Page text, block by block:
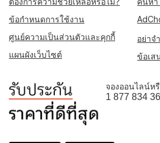
ข้อกำหนดการใช้งาน
ศูนย์ความเป็นส่วนตัวและคุกกี้
อย่าจ
แผนผังเว็บไซต์
ข้อเส
จองออนไลน์ห
1 877 834